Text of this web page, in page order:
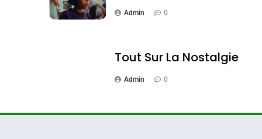
Admin 0
Tout Sur La Nostalgie
Admin 0
Oeil Ravageur –